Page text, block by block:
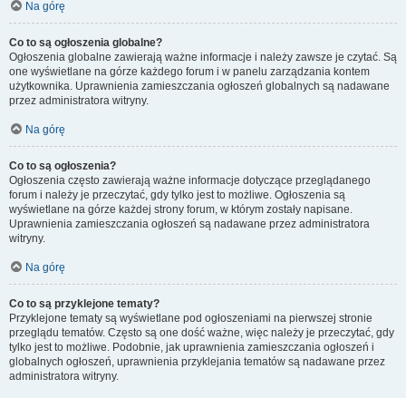
Na górę
Co to są ogłoszenia globalne?
Ogłoszenia globalne zawierają ważne informacje i należy zawsze je czytać. Są
one wyświetlane na górze każdego forum i w panelu zarządzania kontem
użytkownika. Uprawnienia zamieszczania ogłoszeń globalnych są nadawane
przez administratora witryny.
Na górę
Co to są ogłoszenia?
Ogłoszenia często zawierają ważne informacje dotyczące przeglądanego
forum i należy je przeczytać, gdy tylko jest to możliwe. Ogłoszenia są
wyświetlane na górze każdej strony forum, w którym zostały napisane.
Uprawnienia zamieszczania ogłoszeń są nadawane przez administratora
witryny.
Na górę
Co to są przyklejone tematy?
Przyklejone tematy są wyświetlane pod ogłoszeniami na pierwszej stronie
przeglądu tematów. Często są one dość ważne, więc należy je przeczytać, gdy
tylko jest to możliwe. Podobnie, jak uprawnienia zamieszczania ogłoszeń i
globalnych ogłoszeń, uprawnienia przyklejania tematów są nadawane przez
administratora witryny.